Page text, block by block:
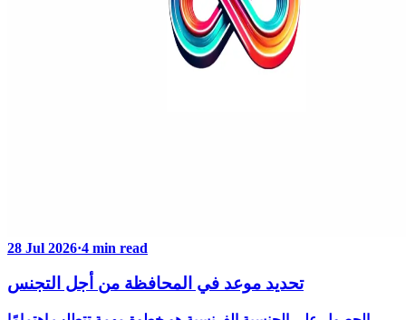
28 Jul 2026·4 min read
تحديد موعد في المحافظة من أجل التجنس